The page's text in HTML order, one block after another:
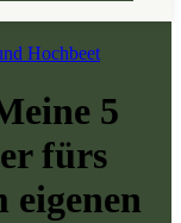
Hochbeet
5
fürs
eigenen